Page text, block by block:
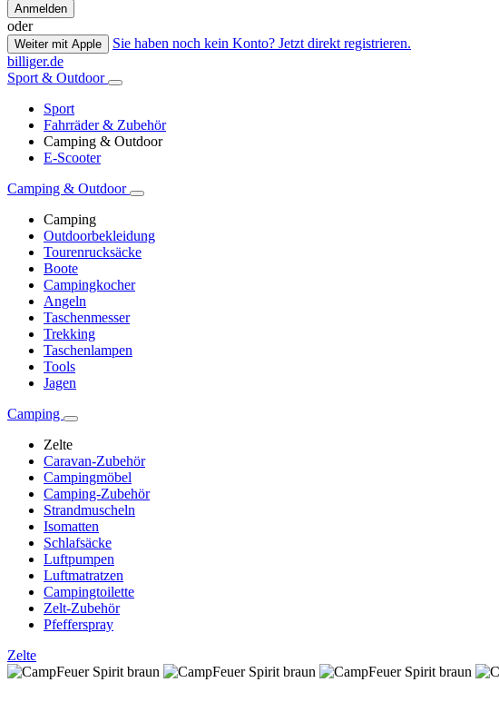
Anmelden
oder
Weiter mit Apple
Sie haben noch kein Konto? Jetzt direkt registrieren.
billiger.de
Sport & Outdoor
Sport
Fahrräder & Zubehör
Camping & Outdoor
E-Scooter
Camping & Outdoor
Camping
Outdoorbekleidung
Tourenrucksäcke
Boote
Campingkocher
Angeln
Taschenmesser
Trekking
Taschenlampen
Tools
Jagen
Camping
Zelte
Caravan-Zubehör
Campingmöbel
Camping-Zubehör
Strandmuscheln
Isomatten
Schlafsäcke
Luftpumpen
Luftmatratzen
Campingtoilette
Zelt-Zubehör
Pfefferspray
Zelte